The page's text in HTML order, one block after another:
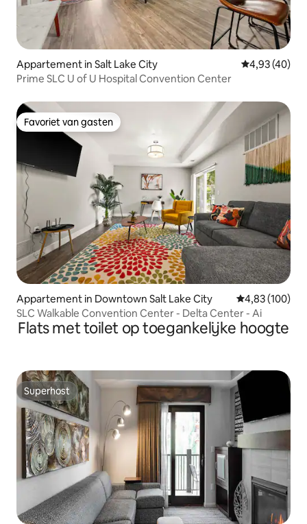
Appartement in Salt Lake City Gemiddelde
4,93 (40)
Prime SLC U of U Hospital Convention Center
Favoriet van gasten
Favoriet van gasten
Appartement in Downtown Salt Lake City Gemiddelde
4,83 (100)
SLC Walkable Convention Center - Delta Center - Ai
Flats met toilet op toegankelijke hoogte
Superhost
Superhost